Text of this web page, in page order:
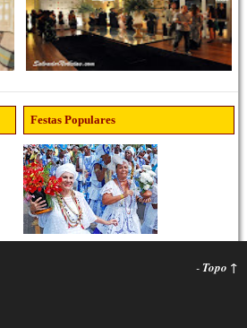
Festas Populares
- Topo ↑